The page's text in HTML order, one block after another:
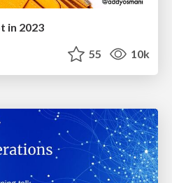
in 2023
55 10k